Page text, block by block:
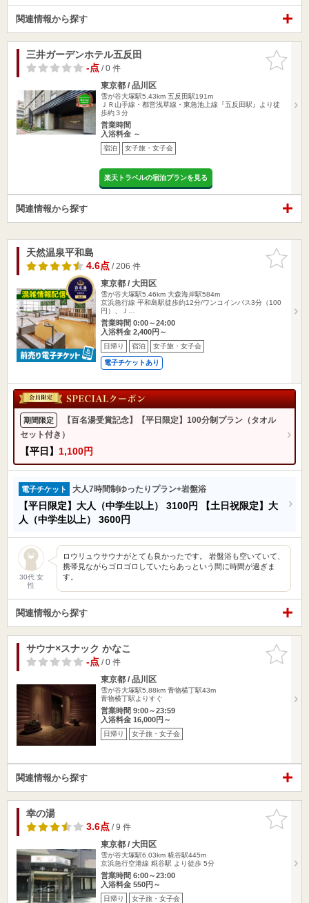
関連情報から探す
お気に入
りに追加
三井ガーデンホテル五反田
-点/ 0 件
東京都 / 品川区
雪が谷大塚駅5.43km 五反田駅191m
ＪＲ山手線・都営浅草線・東急池上線『五反田駅』より徒
歩約３分
営業時間
入浴料金 ～
宿泊 女子旅・女子会
楽天トラベルの宿泊プランを見る
関連情報から探す
お気に入
りに追加
天然温泉平和島
4.6点/ 206 件
東京都 / 大田区
雪が谷大塚駅5.46km 大森海岸駅584m
京浜急行線 平和島駅徒歩約12分/ワンコインバス3分（100
円）、Ｊ…
営業時間 0:00～24:00
入浴料金 2,400円～
日帰り 宿泊 女子旅・女子会
電子チケットあり
期間限定
【百名湯受賞記念】【平日限定】100分制プラン（タオル
セット付き）
【平日】 1,100円
電子チケット 大人7時間制ゆったりプラン+岩盤浴
【平日限定】大人（中学生以上） 3100円
【土日祝限定】大
人（中学生以上） 3600円
30代 女
性
ロウリュウサウナがとても良かったです。 岩盤浴も空いていて、
携帯見ながらゴロゴロしていたらあっという間に時間が過ぎま
す。
関連情報から探す
お気に入
りに追加
サウナ×スナック かなこ
-点/ 0 件
東京都 / 品川区
雪が谷大塚駅5.88km 青物横丁駅43m
青物横丁駅よりすぐ
営業時間 9:00～23:59
入浴料金 16,000円～
日帰り 女子旅・女子会
関連情報から探す
お気に入
りに追加
幸の湯
3.6点/ 9 件
東京都 / 大田区
雪が谷大塚駅6.03km 糀谷駅445m
京浜急行空港線 糀谷駅 より徒歩 5分
営業時間 6:00～23:00
入浴料金 550円～
日帰り 女子旅・女子会